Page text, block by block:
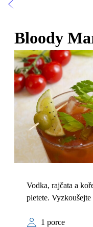
Bloody
Vodka, rajčata a
pletete.
1 porce